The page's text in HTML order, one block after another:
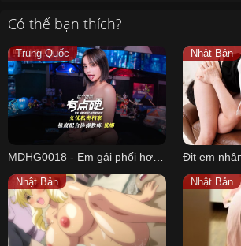
Có thể bạn thích?
Trung Quốc Nhật Bản
Nhật Bản Nhật Bản